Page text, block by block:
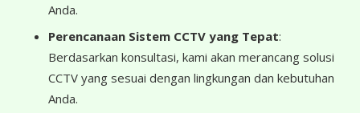
Anda.
Perencanaan Sistem CCTV yang Tepat:
Berdasarkan konsultasi, kami akan merancang solusi
CCTV yang sesuai dengan lingkungan dan kebutuhan
Anda.